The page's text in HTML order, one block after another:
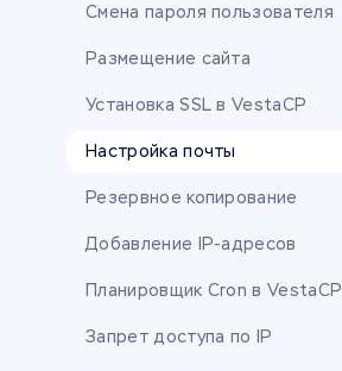
Смена пароля пользователя
Размещение сайта
Установка SSL в VestaCP
Настройка почты
Резервное копирование
Добавление IP-адресов
Планировщик Cron в VestaCP
Запрет доступа по IP